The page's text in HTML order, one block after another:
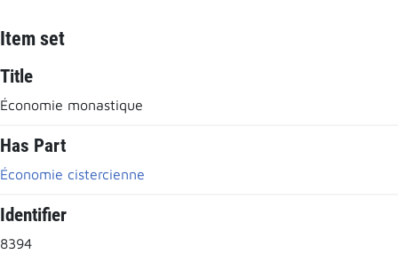
Item set
Title
Économie monastique
Has Part
Économie cistercienne
Identifier
8394